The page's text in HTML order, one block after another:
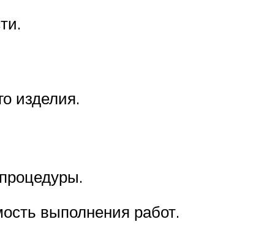
изделия.
выполнения работ.